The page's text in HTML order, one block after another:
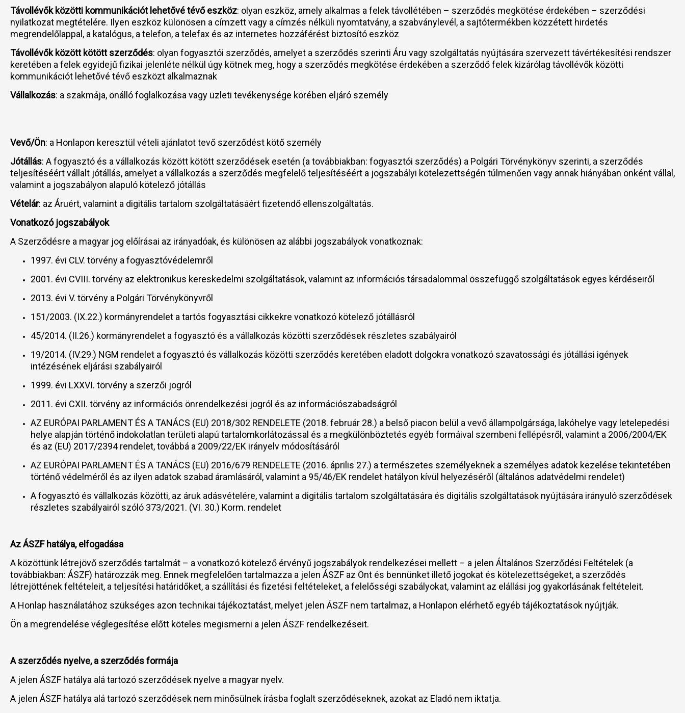
Távollévők közötti kommunikációt lehetővé tévő eszköz: olyan eszköz, amely alkalmas a felek távollétében – szerződés megkötése érdekében – szerződési
nyilatkozat megtételére. Ilyen eszköz különösen a címzett vagy a címzés nélküli nyomtatvány, a szabványlevél, a sajtótermékben közzétett hirdetés
megrendelőlappal, a katalógus, a telefon, a telefax és az internetes hozzáférést biztosító eszköz
Távollévők között kötött szerződés: olyan fogyasztói szerződés, amelyet a szerződés szerinti Áru vagy szolgáltatás nyújtására szervezett távértékesítési rendszer
keretében a felek egyidejű fizikai jelenléte nélkül úgy kötnek meg, hogy a szerződés megkötése érdekében a szerződő felek kizárólag távollévők közötti
kommunikációt lehetővé tévő eszközt alkalmaznak
Vállalkozás: a szakmája, önálló foglalkozása vagy üzleti tevékenysége körében eljáró személy
Vevő/Ön: a Honlapon keresztül vételi ajánlatot tevő szerződést kötő személy
Jótállás: A fogyasztó és a vállalkozás között kötött szerződések esetén (a továbbiakban: fogyasztói szerződés) a Polgári Törvénykönyv szerinti, a szerződés
teljesítéséért vállalt jótállás, amelyet a vállalkozás a szerződés megfelelő teljesítéséért a jogszabályi kötelezettségén túlmenően vagy annak hiányában önként vállal,
valamint a jogszabályon alapuló kötelező jótállás
Vételár: az Áruért, valamint a digitális tartalom szolgáltatásáért fizetendő ellenszolgáltatás.
Vonatkozó jogszabályok
A Szerződésre a magyar jog előírásai az irányadóak, és különösen az alábbi jogszabályok vonatkoznak:
1997. évi CLV. törvény a fogyasztóvédelemről
2001. évi CVIII. törvény az elektronikus kereskedelmi szolgáltatások, valamint az információs társadalommal összefüggő szolgáltatások egyes kérdéseiről
2013. évi V. törvény a Polgári Törvénykönyvről
151/2003. (IX.22.) kormányrendelet a tartós fogyasztási cikkekre vonatkozó kötelező jótállásról
45/2014. (II.26.) kormányrendelet a fogyasztó és a vállalkozás közötti szerződések részletes szabályairól
19/2014. (IV.29.) NGM rendelet a fogyasztó és vállalkozás közötti szerződés keretében eladott dolgokra vonatkozó szavatossági és jótállási igények
intézésének eljárási szabályairól
1999. évi LXXVI. törvény a szerzői jogról
2011. évi CXII. törvény az információs önrendelkezési jogról és az információszabadságról
AZ EURÓPAI PARLAMENT ÉS A TANÁCS (EU) 2018/302 RENDELETE (2018. február 28.) a belső piacon belül a vevő állampolgársága, lakóhelye vagy letelepedési
helye alapján történő indokolatlan területi alapú tartalomkorlátozással és a megkülönböztetés egyéb formáival szembeni fellépésről, valamint a 2006/2004/EK
és az (EU) 2017/2394 rendelet, továbbá a 2009/22/EK irányelv módosításáról
AZ EURÓPAI PARLAMENT ÉS A TANÁCS (EU) 2016/679 RENDELETE (2016. április 27.) a természetes személyeknek a személyes adatok kezelése tekintetében
történő védelméről és az ilyen adatok szabad áramlásáról, valamint a 95/46/EK rendelet hatályon kívül helyezéséről (általános adatvédelmi rendelet)
A fogyasztó és vállalkozás közötti, az áruk adásvételére, valamint a digitális tartalom szolgáltatására és digitális szolgáltatások nyújtására irányuló szerződések
részletes szabályairól szóló 373/2021. (VI. 30.) Korm. rendelet
Az ÁSZF hatálya, elfogadása
A közöttünk létrejövő szerződés tartalmát – a vonatkozó kötelező érvényű jogszabályok rendelkezései mellett – a jelen Általános Szerződési Feltételek (a
továbbiakban: ÁSZF) határozzák meg. Ennek megfelelően tartalmazza a jelen ÁSZF az Önt és bennünket illető jogokat és kötelezettségeket, a szerződés
létrejöttének feltételeit, a teljesítési határidőket, a szállítási és fizetési feltételeket, a felelősségi szabályokat, valamint az elállási jog gyakorlásának feltételeit.
A Honlap használatához szükséges azon technikai tájékoztatást, melyet jelen ÁSZF nem tartalmaz, a Honlapon elérhető egyéb tájékoztatások nyújtják.
Ön a megrendelése véglegesítése előtt köteles megismerni a jelen ÁSZF rendelkezéseit.
A szerződés nyelve, a szerződés formája
A jelen ÁSZF hatálya alá tartozó szerződések nyelve a magyar nyelv.
A jelen ÁSZF hatálya alá tartozó szerződések nem minősülnek írásba foglalt szerződéseknek, azokat az Eladó nem iktatja.